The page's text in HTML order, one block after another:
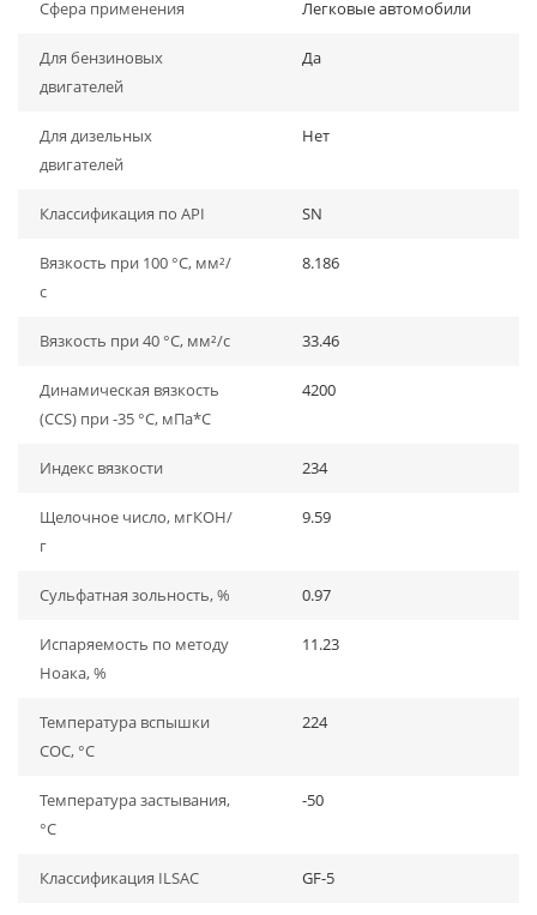
Сфера применения Легковые автомобили
Для бензиновых
двигателей
Да
Для дизельных
двигателей
Нет
Классификация по API SN
Вязкость при 100 °C, мм²/
с
8.186
Вязкость при 40 °C, мм²/с 33.46
Динамическая вязкость
(CCS) при -35 °C, мПа*С
4200
Индекс вязкости 234
Щелочное число, мгКОН/
г
9.59
Сульфатная зольность, % 0.97
Испаряемость по методу
Ноака, %
11.23
Температура вспышки
СОС, °С
224
Температура застывания,
°С
-50
Классификация ILSAC GF-5